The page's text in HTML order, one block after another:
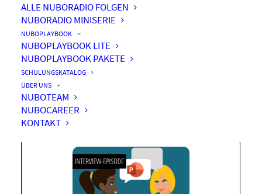
ALLE NUBORADIO FOLGEN
NUBORADIO MINISERIE
NUBOPLAYBOOK
NUBOPLAYBOOK LITE
NUBOPLAYBOOK PAKETE
SCHULUNGSKATALOG
ÜBER UNS
NUBOTEAM
NUBOCAREER
KONTAKT
Besser präsentieren mit
Power Point Part 2